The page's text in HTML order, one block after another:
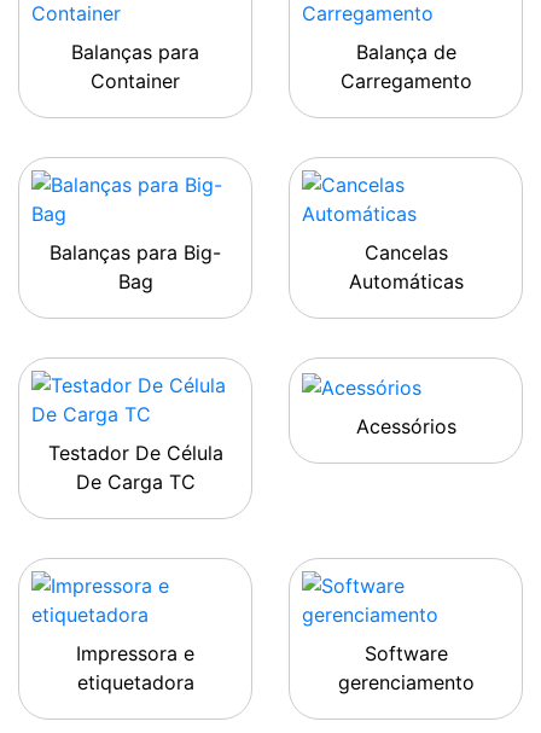
Balanças para
Container
Balança de
Carregamento
Balanças para Big-
Bag
Cancelas
Automáticas
Testador De Célula
De Carga TC
Acessórios
Impressora e
etiquetadora
Software
gerenciamento